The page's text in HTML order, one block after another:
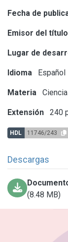
Fecha de
Emisor del título
Lugar de
Idioma Español
Materia
Extensión 240
HDL 11746/243
Descargas
(8.48 MB)